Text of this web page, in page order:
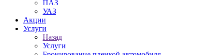
ПАЗ
УАЗ
Акции
Услуги
Назад
Услуги